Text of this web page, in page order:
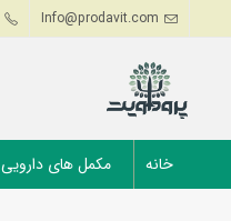
Info@prodavit.com
خانه مکمل های دارویی